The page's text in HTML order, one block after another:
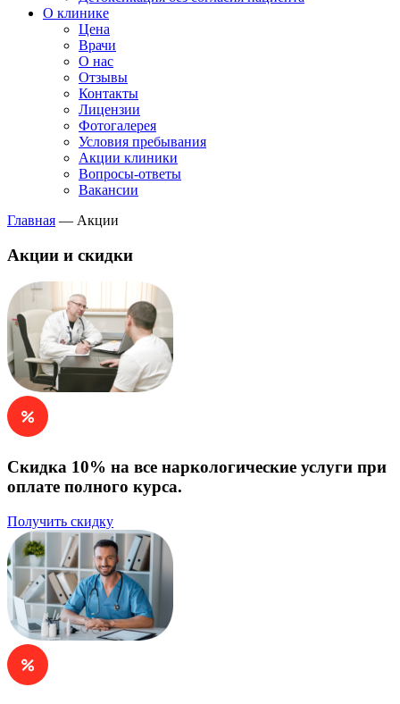
О клинике
Цена
Врачи
О нас
Отзывы
Контакты
Лицензии
Фотогалерея
Условия пребывания
Акции клиники
Вопросы-ответы
Вакансии
Главная — Акции
Акции и скидки
Скидка 10% на все наркологические услуги при
оплате полного курса.
Получить скидку